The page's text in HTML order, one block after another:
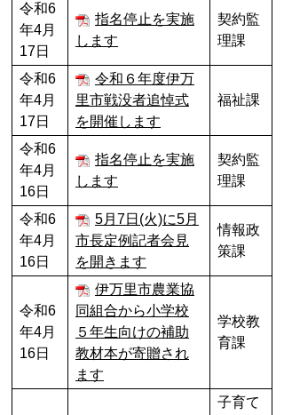
令和6
年4月
17日
指名停止を実施
します
契約監
理課
令和6
年4月
17日
令和６年度伊万
里市戦没者追悼式
を開催します
福祉課
令和6
年4月
16日
指名停止を実施
します
契約監
理課
令和6
年4月
16日
5月7日(火)に5月
市長定例記者会見
を開きます
情報政
策課
令和6
年4月
16日
伊万里市農業協
同組合から小学校
５年生向けの補助
教材本が寄贈され
ます
学校教
育課
子育て